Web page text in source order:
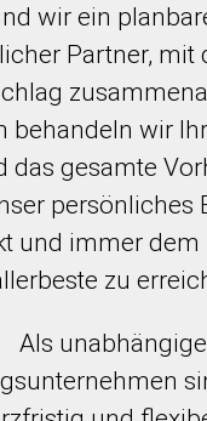
wir ein
Partner, mit
behandeln wir
das gesamte
persönliches
und immer dem
zu
Als